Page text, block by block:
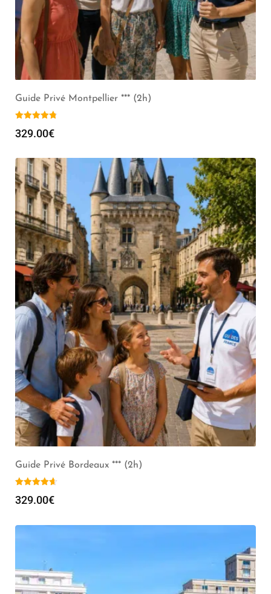
Guide Privé Montpellier *** (2h)
329.00€
Guide Privé Bordeaux *** (2h)
329.00€